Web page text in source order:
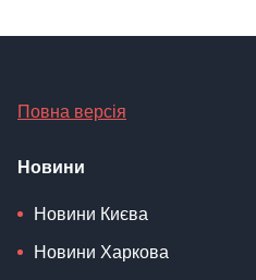
Повна версія
Новини
Новини Києва
Новини Харкова